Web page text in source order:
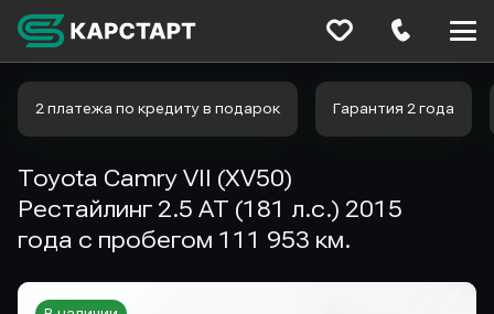
2 платежа по кредиту в подарок Гарантия 2 года
Toyota Camry VII (XV50)
Рестайлинг 2.5 AT (181 л.с.) 2015
года с пробегом 111 953 км.